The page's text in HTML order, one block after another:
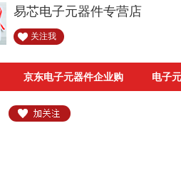
易芯电子元器件专营店
关注我
京东电子元器件企业购 电子